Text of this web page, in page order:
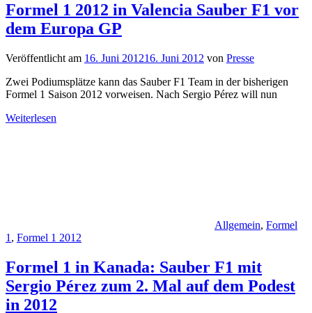
Formel 1 2012 in Valencia Sauber F1 vor
dem Europa GP
Veröffentlicht am 16. Juni 201216. Juni 2012 von Presse
Zwei Podiumsplätze kann das Sauber F1 Team in der bisherigen
Formel 1 Saison 2012 vorweisen. Nach Sergio Pérez will nun
Weiterlesen
Allgemein, Formel
1 , Formel 1 2012
Formel 1 in Kanada: Sauber F1 mit
Sergio Pérez zum 2. Mal auf dem Podest
in 2012